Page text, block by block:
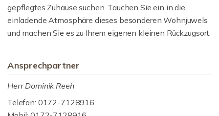
gepflegtes Zuhause suchen. Tauchen Sie ein in die
einladende Atmosphäre dieses besonderen Wohnjuwels
und machen Sie es zu Ihrem eigenen kleinen Rückzugsort.
Ansprechpartner
Herr Dominik Reeh
Telefon: 0172-7128916